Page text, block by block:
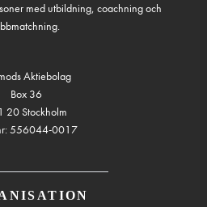
med utbildning, coachning och
Aktiebolag
Box 36
20 Stockholm
556044-0017